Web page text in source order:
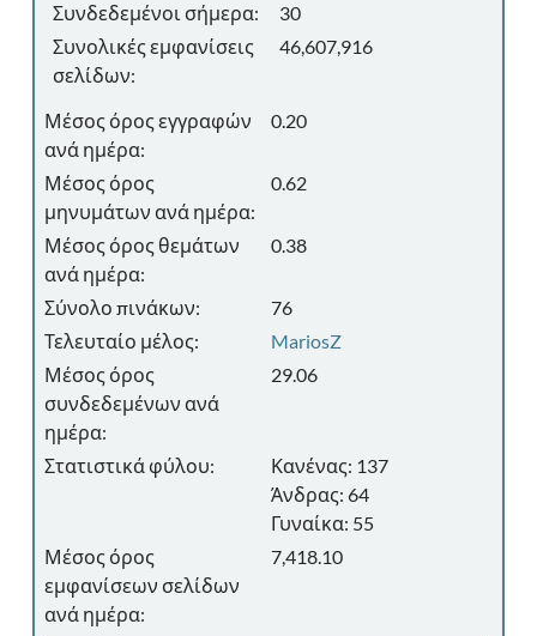
Συνδεδεμένοι σήμερα:
30
Συνολικές εμφανίσεις
σελίδων:
46,607,916
Μέσος όρος εγγραφών
ανά ημέρα:
0.20
Μέσος όρος
μηνυμάτων ανά ημέρα:
0.62
Μέσος όρος θεμάτων
ανά ημέρα:
0.38
Σύνολο πινάκων:
76
Τελευταίο μέλος:
MariosZ
Μέσος όρος
συνδεδεμένων ανά
ημέρα:
29.06
Στατιστικά φύλου:
Κανένας: 137
Άνδρας: 64
Γυναίκα: 55
Μέσος όρος
εμφανίσεων σελίδων
ανά ημέρα:
7,418.10